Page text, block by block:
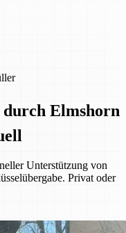
durch Elmshorn
Unterstützung von
Privat oder